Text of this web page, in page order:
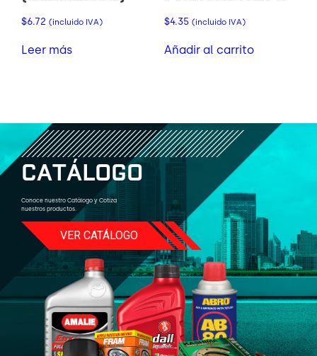
$6.72 (incluido IVA)
Leer más
$4.35 (incluido IVA)
Añadir al carrito
CATÁLOGO
Conoce nuestro Catálogo y Cotiza
nuestros productos.
VER CATÁLOGO